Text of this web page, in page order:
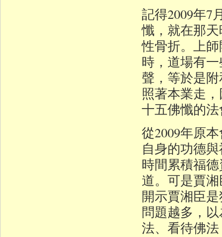
記得2009年7
懺，就在那
性骨折。上
時，道場有
聲，等於是
照著本業走
十五佛懺的
從2009年原
自身的功德
時間累積福
道。可是賈
開示賈湘臣
問題越多，
法、看待佛